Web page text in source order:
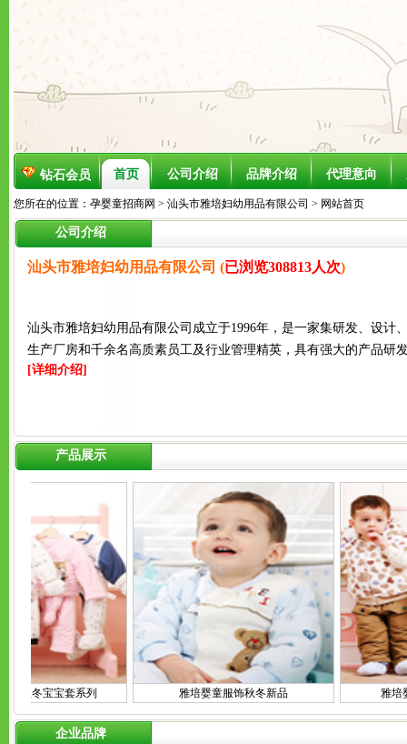
钻石会员 首页 公司介绍 品牌介绍 代理意向
您所在的位置： 孕婴童招商网 > 汕头市雅培妇幼用品有限公司 > 网站首页
公司介绍
汕头市雅培妇幼用品有限公司 (已浏览308813人次)
汕头市雅培妇幼用品有限公司成立于1996年，是一家集研发、设
生产厂房和千余名高质素员工及行业管理精英，具有强大的产品研
[详细介绍]
产品展示
冬宝宝套系列 雅培婴童服饰秋冬新品 雅培婴
企业品牌